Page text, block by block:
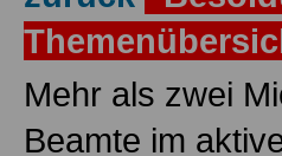
Mehr als zwei
Beamte im